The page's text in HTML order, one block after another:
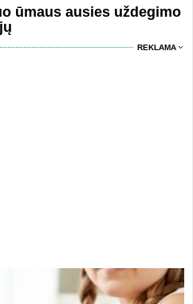
ūmaus ausies uždegimo
REKLAMA